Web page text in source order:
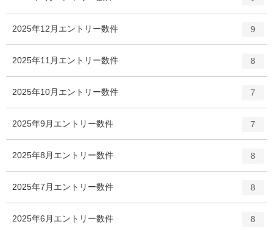
2025年12月 エントリー数 9
件
2025年11月 エントリー数 8
件
2025年10月 エントリー数 7
件
2025年9月 エントリー数 7
件
2025年8月 エントリー数 8
件
2025年7月 エントリー数 8
件
2025年6月 エントリー数 8
件